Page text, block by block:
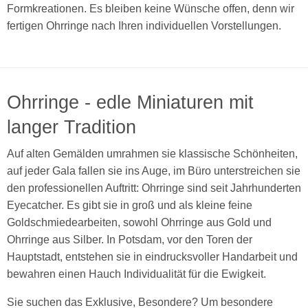
Formkreationen. Es bleiben keine Wünsche offen, denn wir
fertigen Ohrringe nach Ihren individuellen Vorstellungen.
Ohrringe - edle Miniaturen mit
langer Tradition
Auf alten Gemälden umrahmen sie klassische Schönheiten,
auf jeder Gala fallen sie ins Auge, im Büro unterstreichen sie
den professionellen Auftritt: Ohrringe sind seit Jahrhunderten
Eyecatcher. Es gibt sie in groß und als kleine feine
Goldschmiedearbeiten, sowohl Ohrringe aus Gold und
Ohrringe aus Silber. In Potsdam, vor den Toren der
Hauptstadt, entstehen sie in eindrucksvoller Handarbeit und
bewahren einen Hauch Individualität für die Ewigkeit.
Sie suchen das Exklusive, Besondere? Um besondere